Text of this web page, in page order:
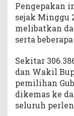
Pengepakan
sejak Minggu
melibatkan
serta
Sekitar
dan Wakil
pemilihan
dikemas ke
seluruh